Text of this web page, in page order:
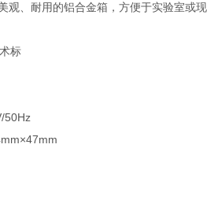
观、耐用的铝合金箱，方便于实验室或现
术标
50Hz